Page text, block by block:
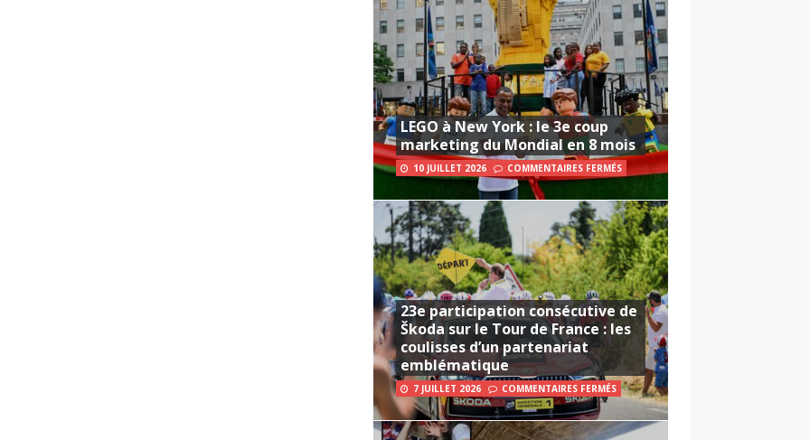
LEGO à New York : le 3e coup
marketing du Mondial en 8 mois
10 JUILLET 2026 COMMENTAIRES FERMÉS
23e participation consécutive de
Škoda sur le Tour de France : les
coulisses d’un partenariat
emblématique
7 JUILLET 2026 COMMENTAIRES FERMÉS